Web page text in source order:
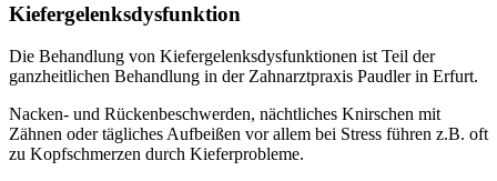
Kiefergelenksdysfunktion
Die Behandlung von Kiefergelenksdysfunktionen ist Teil der
ganzheitlichen Behandlung in der Zahnarztpraxis Paudler in Erfurt.
Nacken- und Rückenbeschwerden, nächtliches Knirschen mit
Zähnen oder tägliches Aufbeißen vor allem bei Stress führen z.B. oft
zu Kopfschmerzen durch Kieferprobleme.